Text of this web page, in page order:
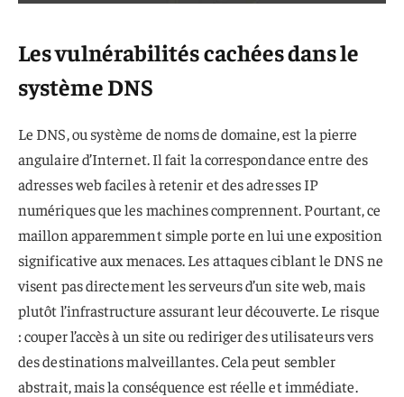
Les vulnérabilités cachées dans le
système DNS
Le DNS, ou système de noms de domaine, est la pierre
angulaire d’Internet. Il fait la correspondance entre des
adresses web faciles à retenir et des adresses IP
numériques que les machines comprennent. Pourtant, ce
maillon apparemment simple porte en lui une exposition
significative aux menaces. Les attaques ciblant le DNS ne
visent pas directement les serveurs d’un site web, mais
plutôt l’infrastructure assurant leur découverte. Le risque
: couper l’accès à un site ou rediriger des utilisateurs vers
des destinations malveillantes. Cela peut sembler
abstrait, mais la conséquence est réelle et immédiate.